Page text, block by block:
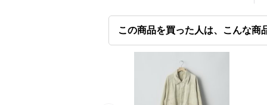
この商品を買った人は、こんな商